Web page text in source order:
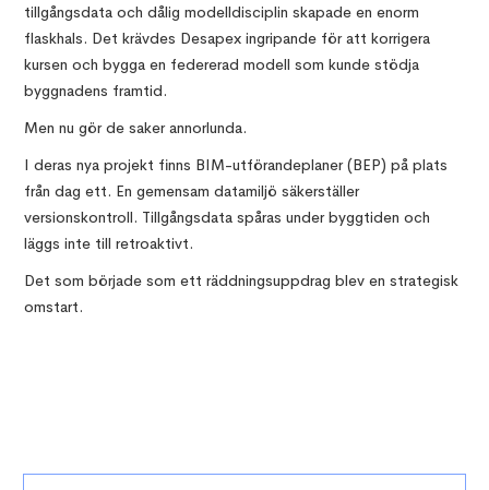
tillgångsdata och dålig modelldisciplin skapade en enorm
flaskhals. Det krävdes Desapex ingripande för att korrigera
kursen och bygga en federerad modell som kunde stödja
byggnadens framtid.
Men nu gör de saker annorlunda.
I deras nya projekt finns BIM-utförandeplaner (BEP) på plats
från dag ett. En gemensam datamiljö säkerställer
versionskontroll. Tillgångsdata spåras under byggtiden och
läggs inte till retroaktivt.
Det som började som ett räddningsuppdrag blev en strategisk
omstart.